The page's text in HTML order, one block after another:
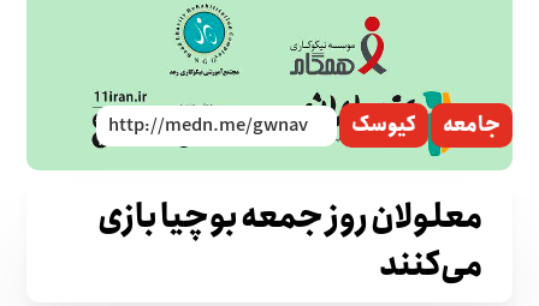
جامعه کیوسک
معلولان روز جمعه بوچیا بازی
می‌کنند